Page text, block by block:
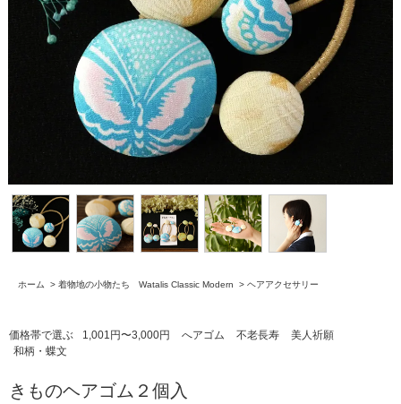
ホーム > 着物地の小物たち Watalis Classic Modern > ヘアアクセサリー
価格帯で選ぶ 1,001円〜3,000円 へアゴム 不老長寿
美人祈願
和柄・蝶文
きものヘアゴム２個入